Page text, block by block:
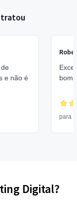
e não é
bom
para
Digital?